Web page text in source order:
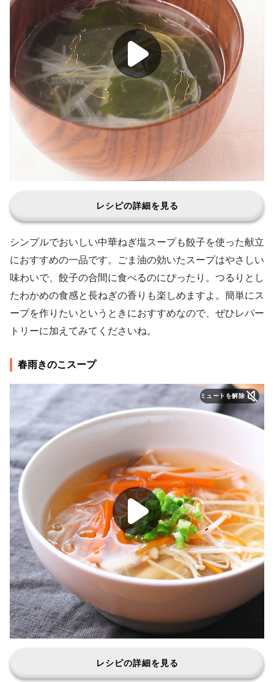
レシピの詳細を見る
シンプルでおいしい中華ねぎ塩スープも餃子を使った献立
におすすめの一品です。ごま油の効いたスープはやさしい
味わいで、餃子の合間に食べるのにぴったり。つるりとし
たわかめの食感と長ねぎの香りも楽しめますよ。簡単にス
ープを作りたいというときにおすすめなので、ぜひレパー
トリーに加えてみてくださいね。
春雨きのこスープ
ミュートを解除
レシピの詳細を見る